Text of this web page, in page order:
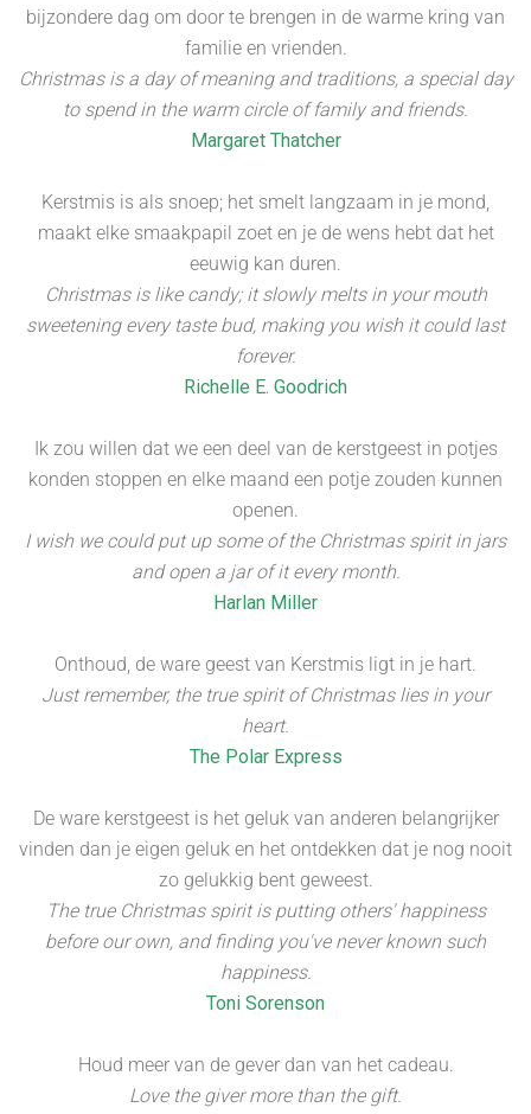
bijzondere dag om door te brengen in de warme kring van
familie en vrienden.
Christmas is a day of meaning and traditions, a special day
to spend in the warm circle of family and friends.
Margaret Thatcher
Kerstmis is als snoep; het smelt langzaam in je mond,
maakt elke smaakpapil zoet en je de wens hebt dat het
eeuwig kan duren.
Christmas is like candy; it slowly melts in your mouth
sweetening every taste bud, making you wish it could last
forever.
Richelle E. Goodrich
Ik zou willen dat we een deel van de kerstgeest in potjes
konden stoppen en elke maand een potje zouden kunnen
openen.
I wish we could put up some of the Christmas spirit in jars
and open a jar of it every month.
Harlan Miller
Onthoud, de ware geest van Kerstmis ligt in je hart.
Just remember, the true spirit of Christmas lies in your
heart.
The Polar Express
De ware kerstgeest is het geluk van anderen belangrijker
vinden dan je eigen geluk en het ontdekken dat je nog nooit
zo gelukkig bent geweest.
The true Christmas spirit is putting others' happiness
before our own, and finding you've never known such
happiness.
Toni Sorenson
Houd meer van de gever dan van het cadeau.
Love the giver more than the gift.